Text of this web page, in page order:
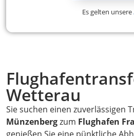
Wetterau
Sie suchen einen zuverlässigen
Münzenbergzum Flughafen
Es gelten unsere